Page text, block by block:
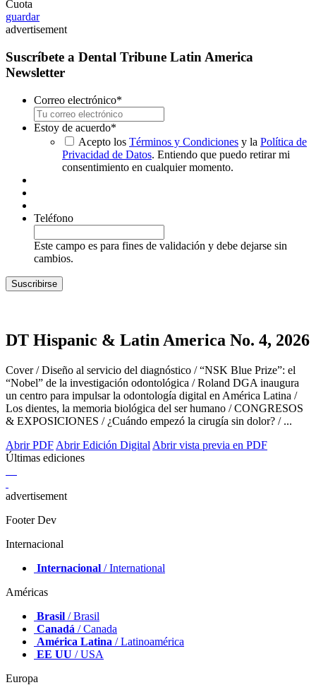
Cuota
guardar
advertisement
Suscríbete a Dental Tribune Latin America
Newsletter
Correo electrónico*
Estoy de acuerdo*
Acepto los Términos y Condiciones y la Política de
Privacidad de Datos. Entiendo que puedo retirar mi
consentimiento en cualquier momento.
Teléfono
Este campo es para fines de validación y debe dejarse sin
cambios.
DT Hispanic & Latin America No. 4, 2026
Cover / Diseño al servicio del diagnóstico / “NSK Blue Prize”: el
“Nobel” de la investigación odontológica / Roland DGA inaugura
un centro para impulsar la odontología digital en América Latina /
Los dientes, la memoria biológica del ser humano / CONGRESOS
& EXPOSICIONES / ¿Cuándo empezó la cirugía sin dolor? / ...
Abrir PDF Abrir Edición Digital Abrir vista previa en PDF
Últimas ediciones
advertisement
Footer Dev
Internacional
Internacional / International
Américas
Brasil / Brasil
Canadá / Canada
América Latina / Latinoamérica
EE UU / USA
Europa